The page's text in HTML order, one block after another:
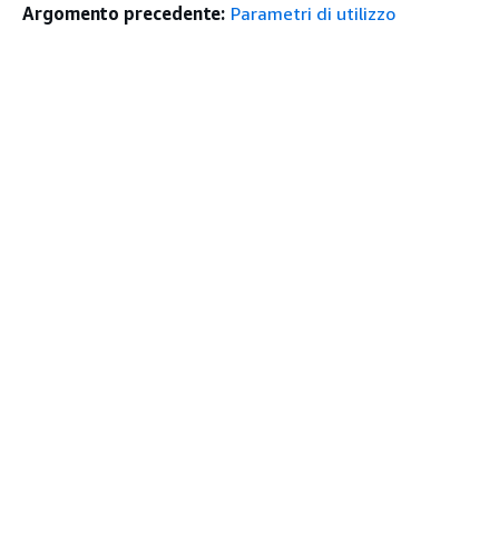
Argomento precedente: Parametri di utilizzo